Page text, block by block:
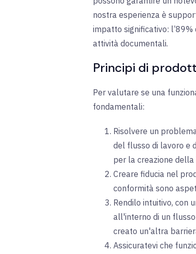
nostra esperienza è
impatto significativo:
attività documentali.
Principi di
Per valutare se una
fondamentali:
Risolvere un
del flusso di lavoro e
per la creazione
Creare fiducia nel
conformità sono
Rendilo intuitivo, con
all'interno di un
creato un'altra
Assicuratevi che